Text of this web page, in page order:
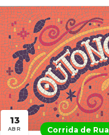
13
ABR Corrida de Rua